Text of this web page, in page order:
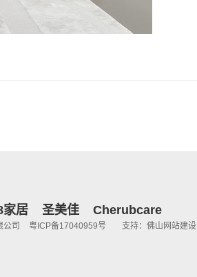
家居 圣美佳 Cherubcare
公司 粤ICP备17040959号 支持：佛山网站建设